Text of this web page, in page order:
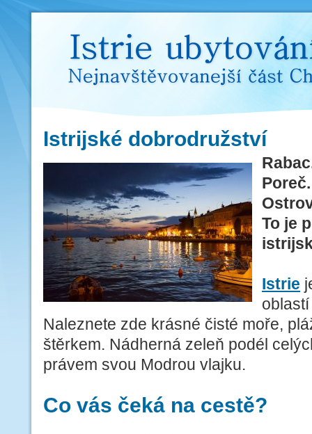
Istrijské dobrodružství
To je
Istrie
Naleznete zde krásné čisté moře,
štěrkem. Nádherná zeleň podél
právem svou Modrou vlajku.
Co vás čeká na cestě?